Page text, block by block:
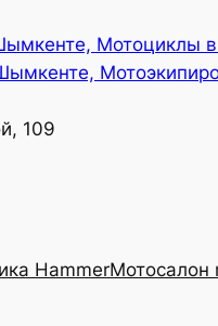
109
HammerМотосалон